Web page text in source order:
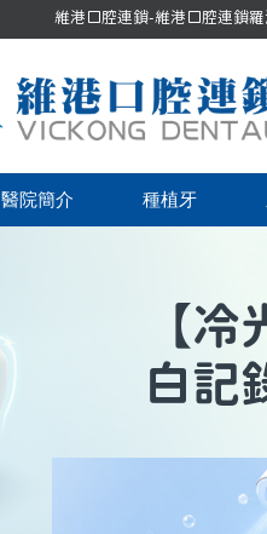
維港口腔連鎖-維港口腔連鎖
醫院簡介 種植牙
【冷
白記